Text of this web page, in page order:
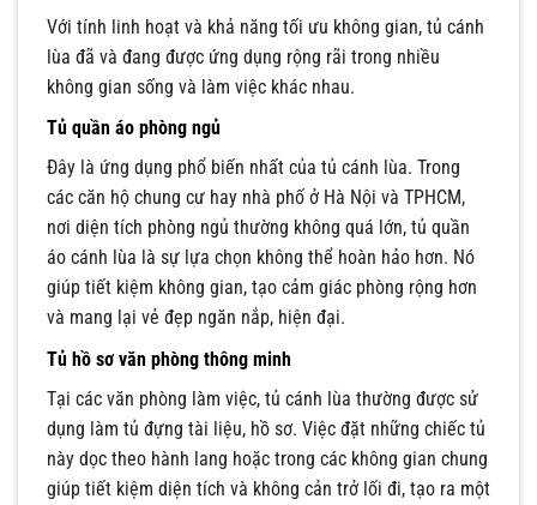
Với tính linh hoạt và khả năng tối ưu không gian, tủ cánh
lùa đã và đang được ứng dụng rộng rãi trong nhiều
không gian sống và làm việc khác nhau.
Tủ quần áo phòng ngủ
Đây là ứng dụng phổ biến nhất của tủ cánh lùa. Trong
các căn hộ chung cư hay nhà phố ở Hà Nội và TPHCM,
nơi diện tích phòng ngủ thường không quá lớn, tủ quần
áo cánh lùa là sự lựa chọn không thể hoàn hảo hơn. Nó
giúp tiết kiệm không gian, tạo cảm giác phòng rộng hơn
và mang lại vẻ đẹp ngăn nắp, hiện đại.
Tủ hồ sơ văn phòng thông minh
Tại các văn phòng làm việc, tủ cánh lùa thường được sử
dụng làm tủ đựng tài liệu, hồ sơ. Việc đặt những chiếc tủ
này dọc theo hành lang hoặc trong các không gian chung
giúp tiết kiệm diện tích và không cản trở lối đi, tạo ra một